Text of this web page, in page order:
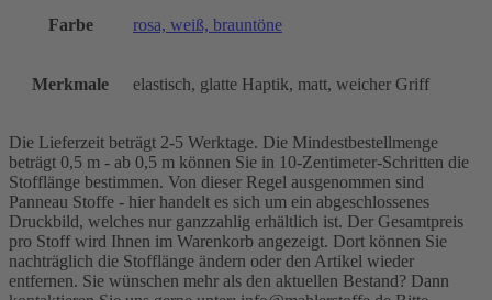
Farbe rosa, weiß, brauntöne
Merkmale elastisch, glatte Haptik, matt, weicher Griff
Die Lieferzeit beträgt 2-5 Werktage. Die Mindestbestellmenge
beträgt 0,5 m - ab 0,5 m können Sie in 10-Zentimeter-Schritten die
Stofflänge bestimmen. Von dieser Regel ausgenommen sind
Panneau Stoffe - hier handelt es sich um ein abgeschlossenes
Druckbild, welches nur ganzzahlig erhältlich ist. Der Gesamtpreis
pro Stoff wird Ihnen im Warenkorb angezeigt. Dort können Sie
nachträglich die Stofflänge ändern oder den Artikel wieder
entfernen. Sie wünschen mehr als den aktuellen Bestand? Dann